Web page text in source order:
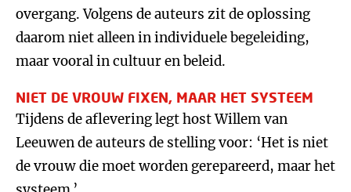
overgang. Volgens de auteurs zit de oplossing
daarom niet alleen in individuele begeleiding,
maar vooral in cultuur en beleid.
NIET DE VROUW FIXEN, MAAR HET SYSTEEM
Tijdens de aflevering legt host Willem van
Leeuwen de auteurs de stelling voor: ‘Het is niet
de vrouw die moet worden gerepareerd, maar het